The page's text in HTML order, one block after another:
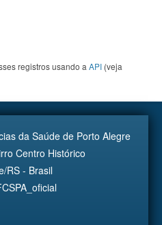
registros usando a API (veja
da Saúde de Porto Alegre
Centro Histórico
RS - Brasil